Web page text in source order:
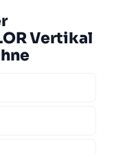
Vertikal